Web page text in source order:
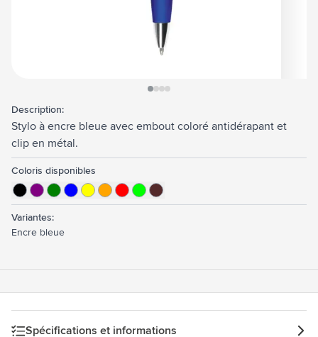
Description:
Stylo à encre bleue avec embout coloré antidérapant et
clip en métal.
Coloris disponibles
Variantes:
Encre bleue
Spécifications et informations